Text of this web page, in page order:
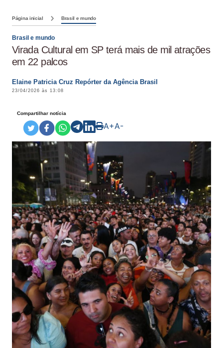
Página inicial Brasil e mundo
Brasil e mundo
Virada Cultural em SP terá mais de mil atrações
em 22 palcos
Elaine Patricia Cruz Repórter da Agência Brasil
23/04/2026 às 13:08
Compartilhar notícia
A+A-